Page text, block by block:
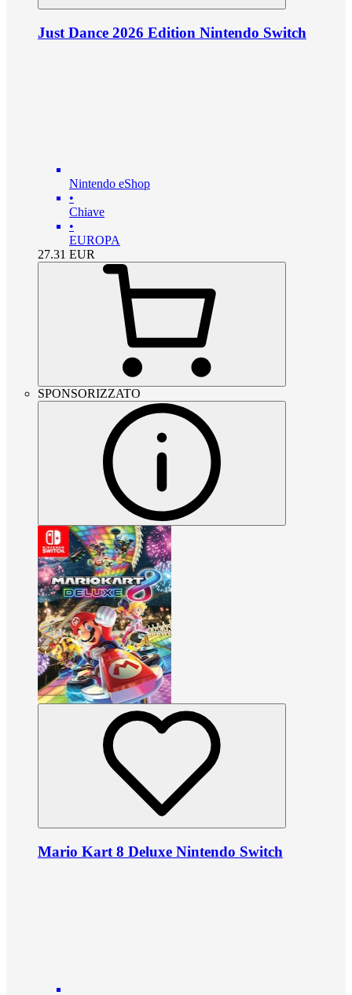
Just Dance 2026 Edition Nintendo Switch
Nintendo eShop
•
Chiave
•
EUROPA
27.31 EUR
SPONSORIZZATO
Mario Kart 8 Deluxe Nintendo Switch